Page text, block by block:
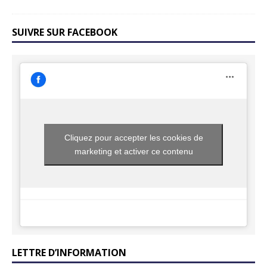
SUIVRE SUR FACEBOOK
Cliquez pour accepter les cookies de
marketing et activer ce contenu
LETTRE D’INFORMATION